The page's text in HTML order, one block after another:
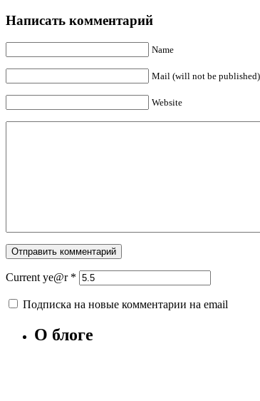
Написать комментарий
Name
Mail (will not be published)
Website
Current ye@r *
Подписка на новые комментарии на email
О блоге